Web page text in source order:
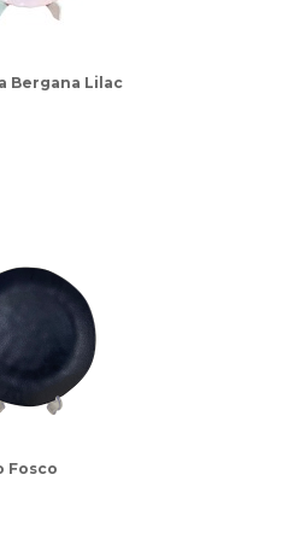
Bergana Lilac
Fosco